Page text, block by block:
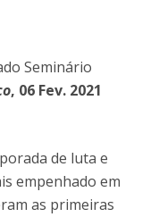
Seminário
, 06 Fev. 2021
de luta e
empenhado em
as primeiras